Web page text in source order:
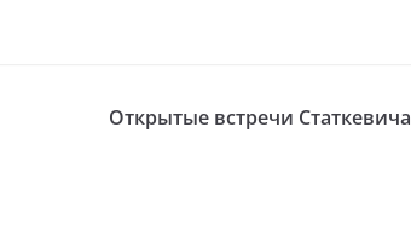
Открытые встречи Статкевича